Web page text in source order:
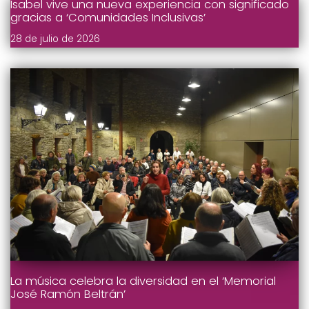
Isabel vive una nueva experiencia con significado
gracias a ‘Comunidades Inclusivas’
28 de julio de 2026
La música celebra la diversidad en el ‘Memorial
José Ramón Beltrán’